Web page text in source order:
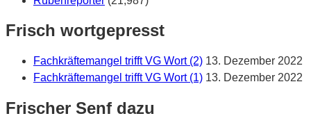
Frisch wortgepresst
Fachkräftemangel trifft VG Wort (2) 13. Dezember 2022
Fachkräftemangel trifft VG Wort (1) 13. Dezember 2022
Frischer Senf dazu